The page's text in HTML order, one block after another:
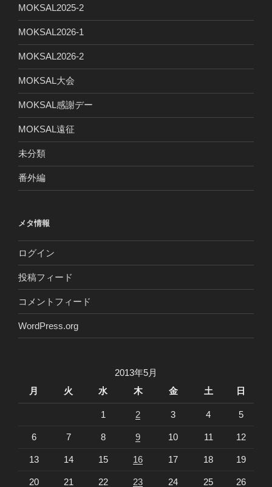
MOKSAL2025-2
MOKSAL2026-1
MOKSAL2026-2
MOKSAL大会
MOKSAL感謝デー
MOKSAL遠征
未分類
番外編
メタ情報
ログイン
投稿フィード
コメントフィード
WordPress.org
2013年5月
月
火 水 木 金 土 日
1 2 3 4 5
6 7 8 9 10 11 12
13 14 15 16 17 18 19
20 21 22 23 24 25 26